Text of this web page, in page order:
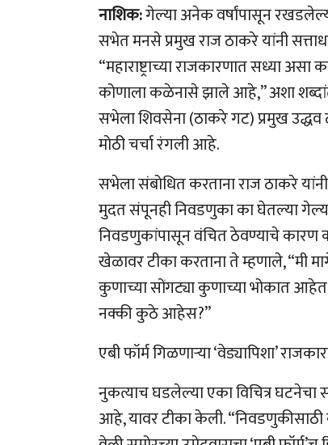
नाशिक:गेल्या अनेक वर्षांपासून
सभेत मनसे प्रमुख राज ठाकरे यांनी
“महाराष्ट्राच्या राजकारणात सध्या
कोणाला कळेनासे झाले आहे,” अशा
सभेला शिवसेना (ठाकरे गट) प्रमुख उद्धव
मोठी चर्चा रंगली आहे.
सभेला संबोधित करताना राज ठाकरे
मुदत संपूनही निवडणुका का घेतल्या
निवडणुकांपासून वंचित ठेवण्याचे कारण
खेळावर टीका करताना ते म्हणाले, “मी
कुणाच्या सोंगट्या कुणाच्या भोकात
नक्की कुठे आहेस?”
एबी फॉर्म गिळणाऱ्या ‘वेड्यापिशा’
नुकत्याच घडलेल्या एका विचित्र घटनेचा
आहे, यावर टीका केली.